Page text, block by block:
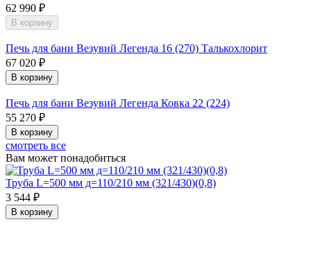
62 990 ₽
В корзину
Печь для бани Везувий Легенда 16 (270) Талькохлорит
67 020 ₽
В корзину
Печь для бани Везувий Легенда Ковка 22 (224)
55 270 ₽
В корзину
смотреть все
Вам может понадобиться
Труба L=500 мм д=110/210 мм (321/430)(0,8)
3 544 ₽
В корзину